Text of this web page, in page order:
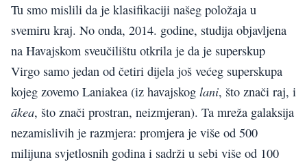
Tu smo mislili da je klasifikaciji našeg položaja u
svemiru kraj. No onda, 2014. godine, studija objavljena
na Havajskom sveučilištu otkrila je da je superskup
Virgo samo jedan od četiri dijela još većeg superskupa
kojeg zovemo Laniakea (iz havajskog lani, što znači raj, i
ākea, što znači prostran, neizmjeran). Ta mreža galaksija
nezamislivih je razmjera: promjera je više od 500
milijuna svjetlosnih godina i sadrži u sebi više od 100